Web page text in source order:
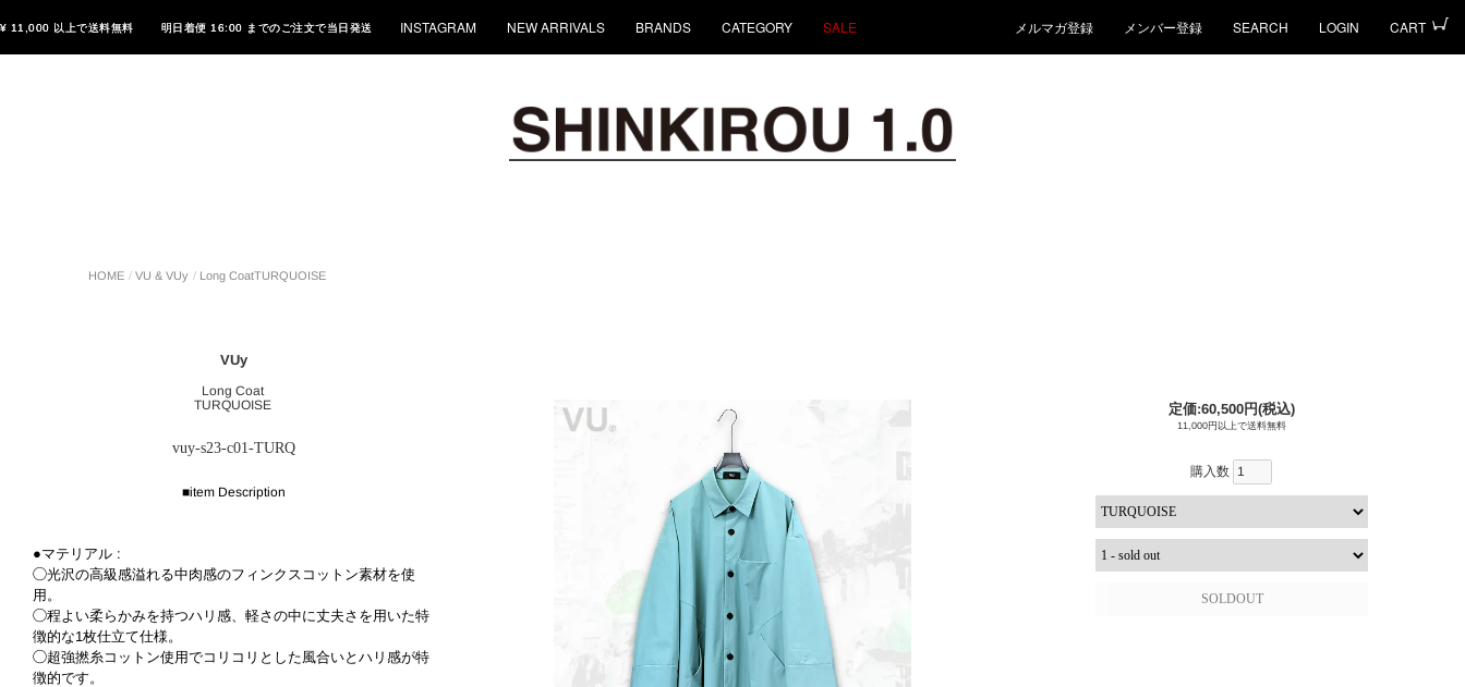
¥ 11,000 以上で送料無料 明日着便 16:00 までのご注文で当日発送 INSTAGRAM NEW ARRIVALS BRANDS CATEGORY SALE メルマガ登録 メンバー登録 SEARCH LOGIN CART
HOME VU & VUy Long CoatTURQUOISE
VUy
Long Coat
TURQUOISE
vuy-s23-c01-TURQ
■item Description
●マテリアル :
◯光沢の高級感溢れる中肉感のフィンクスコットン素材を使
用。
◯程よい柔らかみを持つハリ感、軽さの中に丈夫さを用いた特
徴的な1枚仕立て仕様。
◯超強撚糸コットン使用でコリコリとした風合いとハリ感が特
徴的です。
定価:60,500円(税込)
11,000円以上で送料無料
購入数